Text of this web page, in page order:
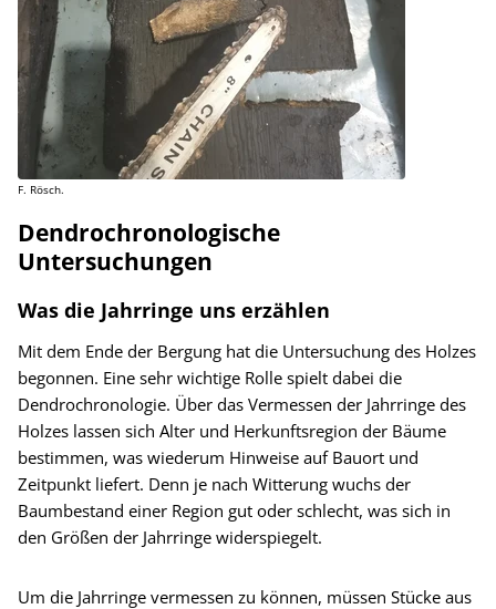
F. Rösch.
Dendrochronologische
Untersuchungen
Was die Jahrringe uns erzählen
Mit dem Ende der Bergung hat die Untersuchung des Holzes
begonnen. Eine sehr wichtige Rolle spielt dabei die
Dendrochronologie. Über das Vermessen der Jahrringe des
Holzes lassen sich Alter und Herkunftsregion der Bäume
bestimmen, was wiederum Hinweise auf Bauort und
Zeitpunkt liefert. Denn je nach Witterung wuchs der
Baumbestand einer Region gut oder schlecht, was sich in
den Größen der Jahrringe widerspiegelt.
Um die Jahrringe vermessen zu können, müssen Stücke aus